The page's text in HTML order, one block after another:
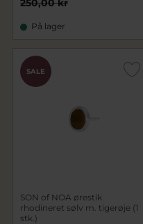
250,00 kr
På lager
SALE
SON of NOA ørestik
rhodineret sølv m. tigerøje (1
stk.)